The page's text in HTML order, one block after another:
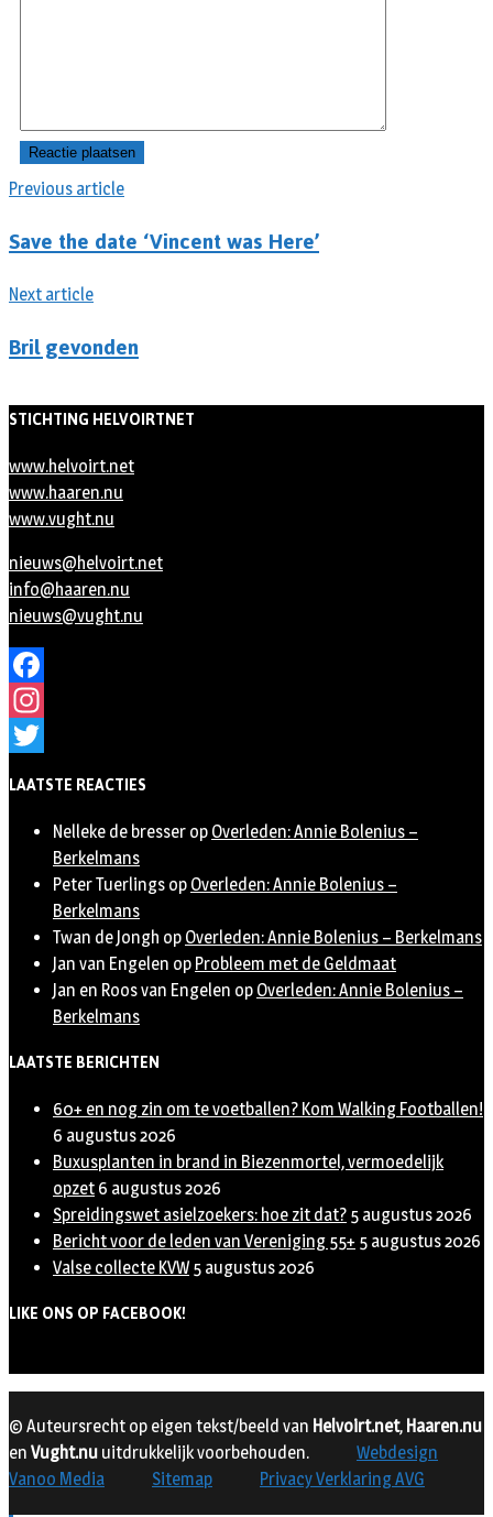
Previous article
Save the date ‘Vincent was Here’
Next article
Bril gevonden
STICHTING HELVOIRTNET
www.helvoirt.net
www.haaren.nu
www.vught.nu
nieuws@helvoirt.net
info@haaren.nu
nieuws@vught.nu
Facebook
Instagram
LAATSTE REACTIES
Nelleke de bresser op Overleden: Annie Bolenius –
Berkelmans
Peter Tuerlings op Overleden: Annie Bolenius –
Berkelmans
Twan de Jongh op Overleden: Annie Bolenius – Berkelmans
Jan van Engelen op Probleem met de Geldmaat
Jan en Roos van Engelen op Overleden: Annie Bolenius –
Berkelmans
LAATSTE BERICHTEN
60+ en nog zin om te voetballen? Kom Walking Footballen!
6 augustus 2026
Buxusplanten in brand in Biezenmortel, vermoedelijk
opzet 6 augustus 2026
Spreidingswet asielzoekers: hoe zit dat? 5 augustus 2026
Bericht voor de leden van Vereniging 55+ 5 augustus 2026
Valse collecte KVW 5 augustus 2026
LIKE ONS OP FACEBOOK!
© Auteursrecht op eigen tekst/beeld van Helvoirt.net, Haaren.nu
en Vught.nu uitdrukkelijk voorbehouden.
Webdesign
Vanoo Media
Sitemap Privacy Verklaring AVG